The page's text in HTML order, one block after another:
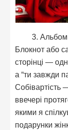
3. Альбом
Блокнот або
сторінці —
а “ти завжди
Собівартість
ввечері
якими я
подарунки